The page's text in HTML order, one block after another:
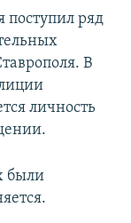
поступил ряд
В
личность
были